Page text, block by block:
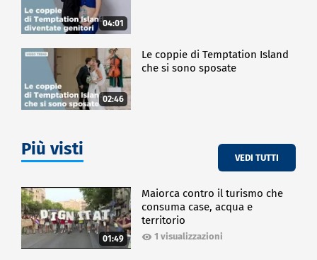
04:01
02:46
Le coppie di Temptation Island
che si sono sposate
Più visti VEDI TUTTI
01:49
Maiorca contro il turismo che
consuma case, acqua e
territorio
1 visualizzazioni